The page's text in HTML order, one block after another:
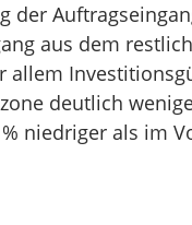
der
aus dem
allem
deutlich
niedriger als im